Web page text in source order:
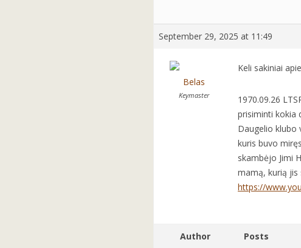
September 29, 2025 at 11:49
Belas
Keymaster
Keli sakiniai
1970.09.26
prisiminti kokia
Daugelio klubo
kuris buvo
skambėjo Jimi
mamą, kurią jis
https://
Author Posts